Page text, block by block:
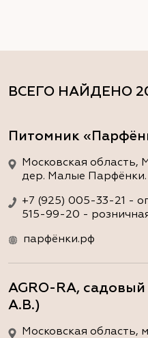
ВСЕГО НАЙДЕНО
Питомник
Московская область,
дер. Малые Парфёнки.
+7 (925) 005-33-21 -
515-99-20 -
парфёнки.рф
AGRO-RA,
А.В.)
Московская